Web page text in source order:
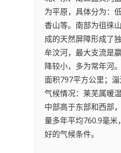
为平原，具体分为：
香山等。南部为徂徕
成的天然屏障形成了
牟汶河，最大支流是
降较小，多为常年河
面积797平方公里；
气候情况：莱芜属暖
中部高于东部和西部
量多年平均760.9毫
好的气候条件。